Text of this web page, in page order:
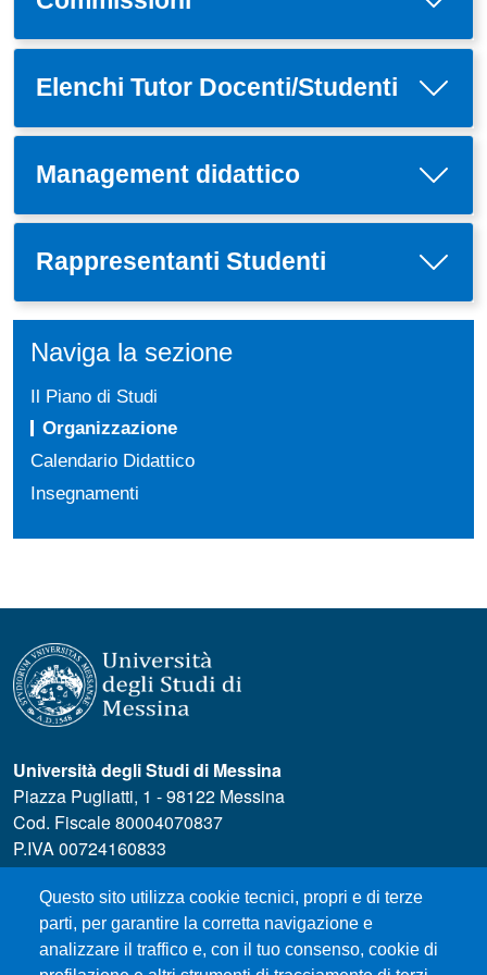
Elenchi Tutor Docenti/Studenti
Management didattico
Rappresentanti Studenti
Naviga la sezione
Il Piano di Studi
Organizzazione
Calendario Didattico
Insegnamenti
Questo sito utilizza cookie tecnici, propri e di terze
parti, per garantire la corretta navigazione e
analizzare il traffico e, con il tuo consenso, cookie di
Università degli Studi di Messina
Piazza Pugliatti, 1 - 98122 Messina
Cod. Fiscale 80004070837
P.IVA 00724160833
Centralino: 090 676 1
MENÙ SOCIAL